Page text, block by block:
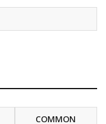
COMMON